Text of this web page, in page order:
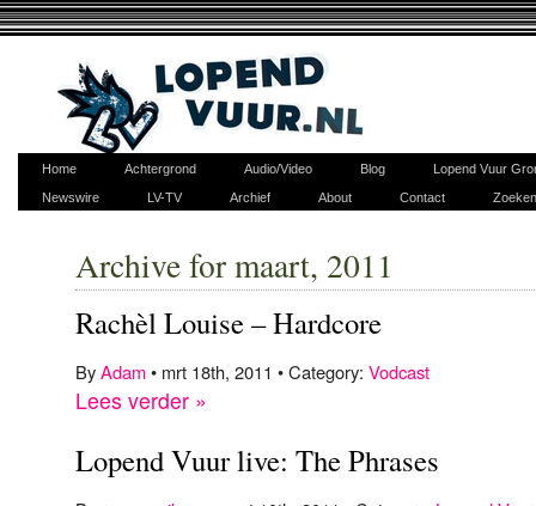
Home Achtergrond Audio/Video Blog
Lopend Vuur
Newswire
LV-TV Archief About Contact Zoeken
Archive for maart, 2011
Rachèl Louise – Hardcore
ByAdam• mrt 18th, 2011 • Category: Vodcast
Lees verder »
Lopend Vuur live: The Phrases